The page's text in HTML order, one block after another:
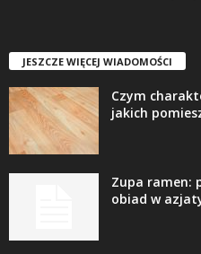
JESZCZE WIĘCEJ WIADOMOŚCI
Czym
jakich
Zupa ramen:
obiad w